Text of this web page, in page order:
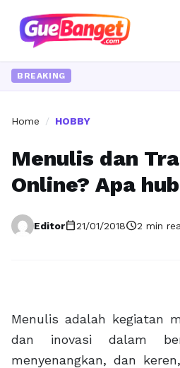
BREAKING
Home / HOBBY
Menulis dan
Online? Apa
Editorcalendar_today21/01/2018schedule2 min
Menulis adalah kegiatan
dan inovasi dalam
menyenangkan, dan